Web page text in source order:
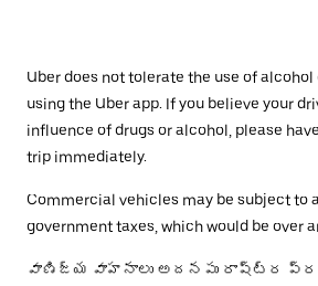
Uber does not tolerate the use of alcohol
using the Uber app. If you believe your
influence of drugs or alcohol, please
trip immediately.
Commercial vehicles may be subject to
government taxes, which would be over
వాణిజ్య వాహనాలు అదనపు రాష్ట్ర